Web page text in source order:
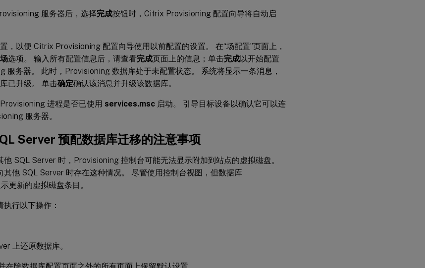
服务器后，选择完成按钮时，Citrix Provisioning 配置向导将自动启
，以便 Citrix Provisioning 配置向导使用以前配置的设置。 在“场配置”页面上，
选项。 输入所有配置信息后，请查看完成页面上的信息；单击完成以开始配置
服务器。 此时，Provisioning 数据库处于未配置状态。 系统将显示一条消息，
已升级。 单击确定确认该消息并升级该数据库。
进程是否已使用 services.msc 启动。 引导目标设备以确认它可以连
服务器。
Server 预配数据库迁移的注意事项
他 SQL Server 时，Provisioning 控制台可能无法显示附加到站点的虚拟磁盘。
其他 SQL Server 时存在这种情况。 尽管使用控制台视图，但数据库
更新的虚拟磁盘条目。
行以下操作：
上还原数据库。
在除数据库配置页面之外的所有页面上保留默认设置。